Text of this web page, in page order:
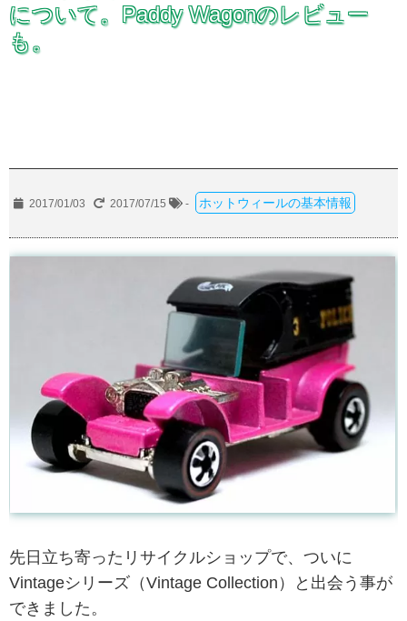
について。Paddy Wagonのレビュー
も。
2017/01/03 2017/07/15 - ホットウィールの基本情報
先日立ち寄ったリサイクルショップで、ついに
Vintageシリーズ（Vintage Collection）と出会う事が
できました。